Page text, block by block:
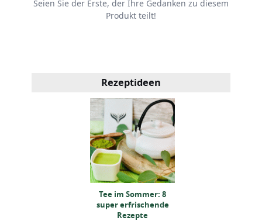
Seien Sie der Erste, der Ihre Gedanken zu diesem
Produkt teilt!
Rezeptideen
Tee im Sommer: 8
super erfrischende
Rezepte